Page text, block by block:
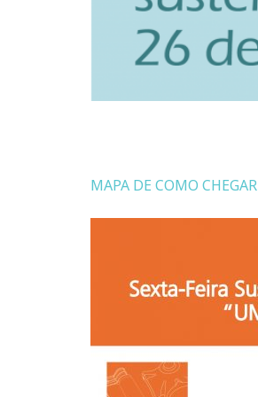
MAPA DE COMO CHEGAR